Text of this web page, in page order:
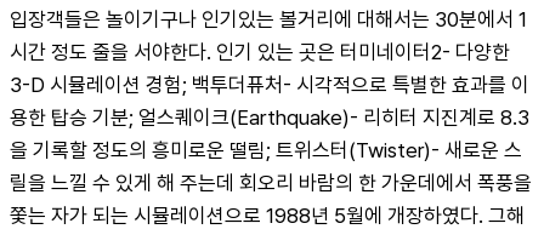
입장객들은 놀이기구나 인기있는 볼거리에 대해서는 30분에서 1
시간 정도 줄을 서야한다. 인기 있는 곳은 터미네이터2- 다양한
3-D 시뮬레이션 경험; 백투더퓨처- 시각적으로 특별한 효과를 이
용한 탑승 기분; 얼스퀘이크(Earthquake)- 리히터 지진계로 8.3
을 기록할 정도의 흥미로운 떨림; 트위스터(Twister)- 새로운 스
릴을 느낄 수 있게 해 주는데 회오리 바람의 한 가운데에서 폭풍을
쫓는 자가 되는 시뮬레이션으로 1988년 5월에 개장하였다. 그해